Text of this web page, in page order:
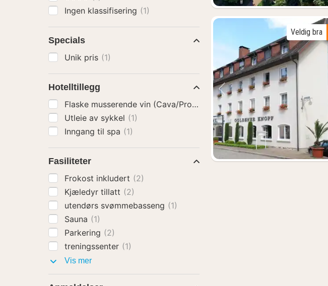
Forrige bilde
Veldig bra
Ingen klassifisering (1)
Specials
Unik pris (1)
Hotelltillegg
Flaske musserende vin (Cava/Prosecco)(1)
Utleie av sykkel (1)
Inngang til spa (1)
Fasiliteter
Frokost inkludert (2)
Kjæledyr tillatt (2)
utendørs svømmebasseng (1)
Sauna (1)
Parkering (2)
treningssenter (1)
Vis merFasiliteter